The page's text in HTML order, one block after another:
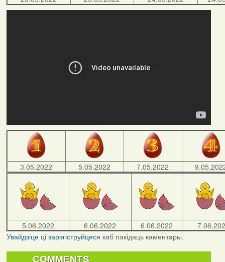
3.05.2022 5.05.2022 7.05.2022
5.06.2022 6.06.2022 6.06.2022
Увайдзіцеці зарэгіструйцеся каб пакідаць каментары.
COMMENTS